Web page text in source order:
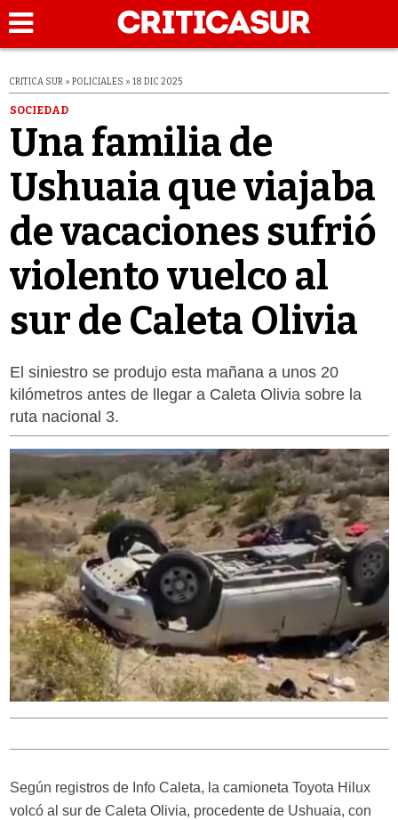
CRITICA SUR » POLICIALES » 18 DIC 2025
SOCIEDAD
Una familia de
Ushuaia que viajaba
de vacaciones sufrió
violento vuelco al
sur de Caleta Olivia
El siniestro se produjo esta mañana a unos 20
kilómetros antes de llegar a Caleta Olivia sobre la
ruta nacional 3.
Según registros de Info Caleta, la camioneta Toyota Hilux
volcó al sur de Caleta Olivia, procedente de Ushuaia, con